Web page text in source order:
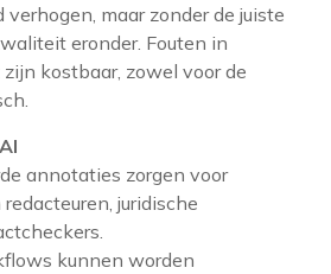
maar zonder de juiste
eronder. Fouten in
kostbaar, zowel voor de
annotaties zorgen voor
juridische
kunnen worden